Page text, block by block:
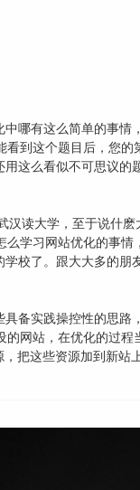
哪有这么简单的事
到这个题目后，您
这么看似不可思议的题
读大学，至于说什
学习网站优化的事
校了。跟大大多的朋
备实践操控性的思
网站，在优化的过
把这些资源加到新站上